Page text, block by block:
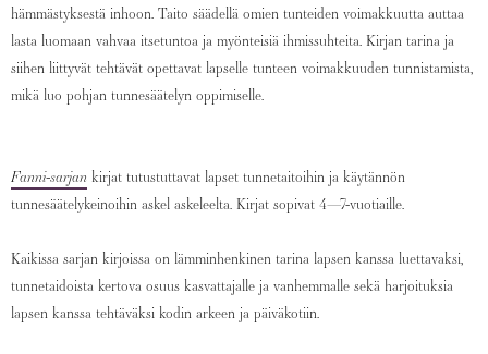
hämmästyksestä inhoon. Taito säädellä omien tunteiden voimakkuutta auttaa
lasta luomaan vahvaa itsetuntoa ja myönteisiä ihmissuhteita. Kirjan tarina ja
siihen liittyvät tehtävät opettavat lapselle tunteen voimakkuuden tunnistamista,
mikä luo pohjan tunnesäätelyn oppimiselle.
Fanni-sarjan kirjat tutustuttavat lapset tunnetaitoihin ja käytännön
tunnesäätelykeinoihin askel askeleelta. Kirjat sopivat 4—7-vuotiaille.
Kaikissa sarjan kirjoissa on lämminhenkinen tarina lapsen kanssa luettavaksi,
tunnetaidoista kertova osuus kasvattajalle ja vanhemmalle sekä harjoituksia
lapsen kanssa tehtäväksi kodin arkeen ja päiväkotiin.